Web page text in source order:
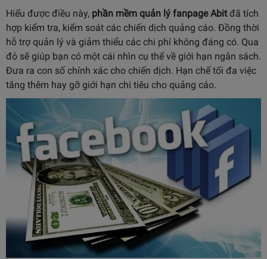
Hiểu được điều này, phần mềm quản lý fanpageAbitđã tích
hợp kiểm tra, kiểm soát các chiến dịch quảng cáo. Đồng thời
hỗ trợ quản lý và giảm thiểu các chi phí không đáng có. Qua
đó sẽ giúp bạn có một cái nhìn cụ thể về giới hạn ngân sách.
Đưa ra con số chính xác cho chiến dịch. Hạn chế tối đa việc
tăng thêm hay gỡ giới hạn chi tiêu cho quảng cáo.